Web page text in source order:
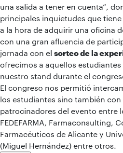
una salida a tener en cuenta”,
principales inquietudes que
a la hora de adquirir una oficina
con una gran afluencia de
jornada con el sorteo de la
ofrecimos a aquellos
nuestro stand durante el
El congreso nos permitió
los estudiantes sino también
patrocinadores del evento entre
FEDEFARMA, Farmaconsulting,
Farmacéuticos de Alicante y
(Miguel Hernández) entre otros.